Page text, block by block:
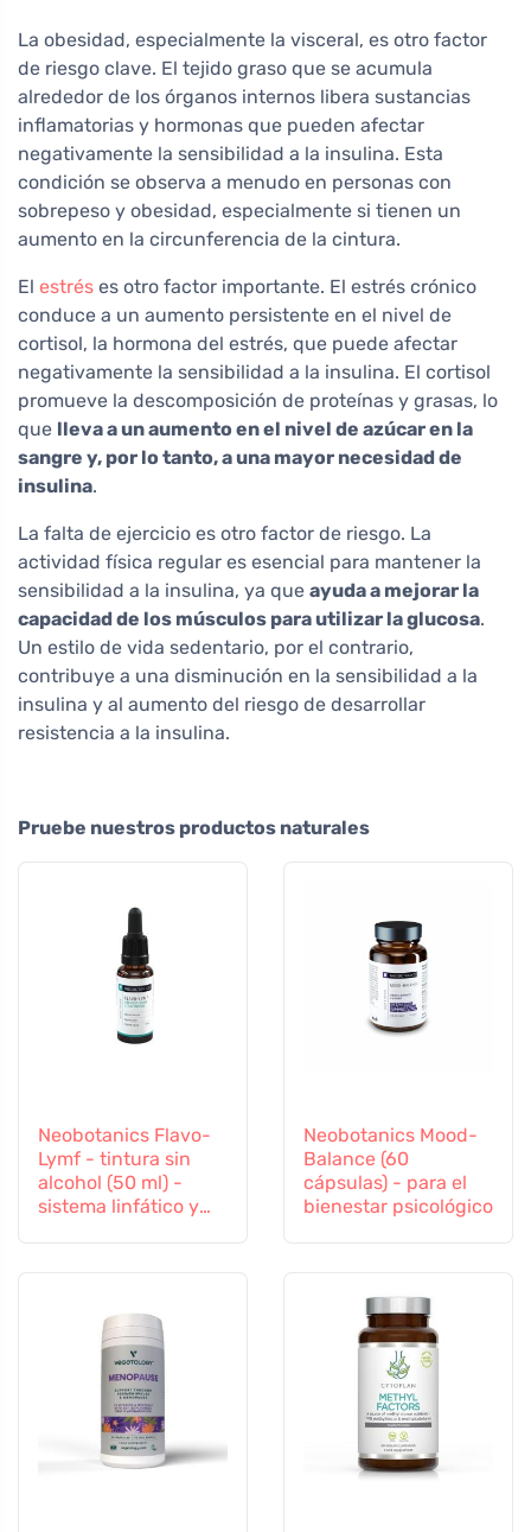
La obesidad, especialmente la visceral, es otro factor
de riesgo clave. El tejido graso que se acumula
alrededor de los órganos internos libera sustancias
inflamatorias y hormonas que pueden afectar
negativamente la sensibilidad a la insulina. Esta
condición se observa a menudo en personas con
sobrepeso y obesidad, especialmente si tienen un
aumento en la circunferencia de la cintura.
El estrés es otro factor importante. El estrés crónico
conduce a un aumento persistente en el nivel de
cortisol, la hormona del estrés, que puede afectar
negativamente la sensibilidad a la insulina. El cortisol
promueve la descomposición de proteínas y grasas, lo
que lleva a un aumento en el nivel de azúcar en la
sangre y, por lo tanto, a una mayor necesidad de
insulina.
La falta de ejercicio es otro factor de riesgo. La
actividad física regular es esencial para mantener la
sensibilidad a la insulina, ya que ayuda a mejorar la
capacidad de los músculos para utilizar la glucosa.
Un estilo de vida sedentario, por el contrario,
contribuye a una disminución en la sensibilidad a la
insulina y al aumento del riesgo de desarrollar
resistencia a la insulina.
Pruebe nuestros productos naturales
Neobotanics Flavo-
Lymf - tintura sin
alcohol (50 ml) -
sistema linfático y
Neobotanics Mood-
Balance (60
cápsulas) - para el
bienestar psicológico